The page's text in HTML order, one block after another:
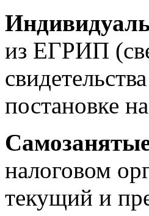
из ЕГРИП
постановке
налоговом
текущий и